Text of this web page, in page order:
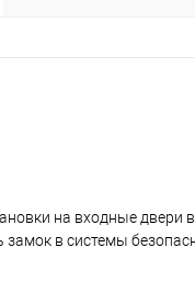
на входные двери
в системы